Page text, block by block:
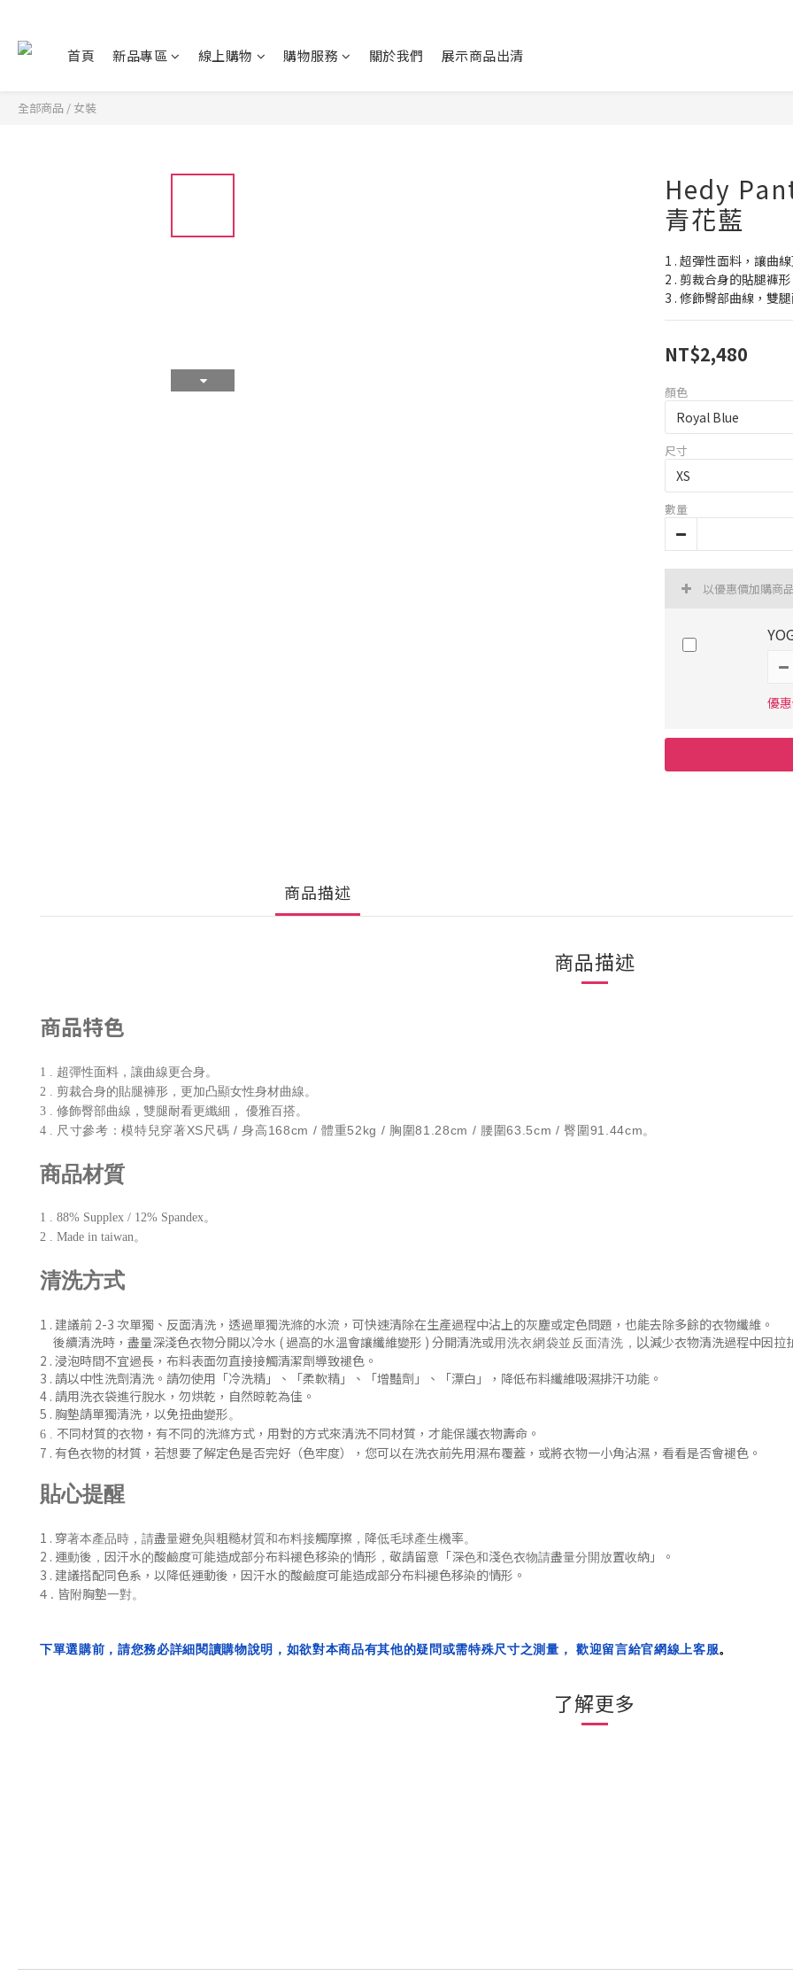
首頁 新品專區 線上購物 購物服務 關於我們 展示商品出清
全部商品 / 女裝
Hedy
青花藍
1 . 超彈性面料，讓曲線
2 . 剪裁合身的貼腿褲
3 . 修飾臀部曲線，雙
NT$2,480
顏色
尺寸
數量
以優惠價加購商品
優
商品描述
商品描述
商品特色
1 . 超彈性面料，讓曲線更合身。
2 . 剪裁合身的貼腿褲形，更加凸顯女性身材曲線。
3 . 修飾臀部曲線，雙腿耐看更纖細， 優雅百搭。
4 . 尺寸參考：模特兒穿著XS尺碼 / 身高168cm / 體重52kg / 胸圍81.28cm / 腰圍63.5cm / 臀圍91.44cm。
商品材質
1 . 88% Supplex / 12% Spandex。
2 . Made in taiwan。
清洗方式
1 . 建議前 2-3 次單獨、反面清洗 ， 透過單獨洗滌的水流，可快速清除在生產過程中沾上的灰塵或定色問題 ， 也能去除多餘的衣物纖維。
後續清洗時 ，盡量深淺色衣物分開以冷水 ( 過高的水溫會讓纖維變形 ) 分開清洗或用洗衣網袋並反面清洗 ， 以減少衣物清洗過程中因拉
2 . 浸泡時間不宜過長，布料表面勿直接接觸清潔劑導致褪色。
3 . 請以中性洗劑清洗。請勿使用「冷洗精」、「柔軟精」
、「增豔劑」 、「漂白」，降低布料纖維吸濕排汗功能 。
4 . 請用洗衣袋進行脫水，勿烘乾，自然晾乾為佳。
5 . 胸墊請單獨清洗，以免扭曲變形。
6 . 不同材質的衣物，有不同的洗滌方式，用對的方式來清洗不同材質，才能保護衣物壽命。
7 . 有色衣物的材質，若想要了解定色是否完好（色牢度），您可以在洗衣前先用濕布覆蓋，或將衣物一小角沾濕，看看是否會褪色 。
貼心提醒
1 . 穿著本產品時，請盡量避免與粗糙材質和布料接觸摩擦，降低毛球產生機率。
2 . 運動後， 因汗水的酸鹼度可能造成部分布料褪色移染的情形，敬請留意 「深色和淺色衣物請盡量分開放置收納 」 。
3 . 建議搭配同色系， 以降低運動後， 因汗水的酸鹼度可能造成部分布料褪色移染的情形 。
4 . 皆附胸墊一對。
下單選購前，請您務必詳細閱讀購物說明，如欲對本商品有其他的疑問或需特殊尺寸之測量， 歡迎留言給官網線上客服。
了解更多